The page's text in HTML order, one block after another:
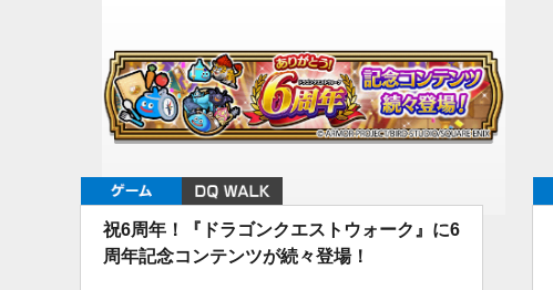
ゲーム
祝6周年！『ドラゴンクエストウォーク』に6
周年記念コンテンツが続々登場！